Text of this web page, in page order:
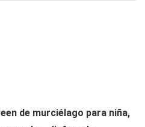
de murciélago para niña,